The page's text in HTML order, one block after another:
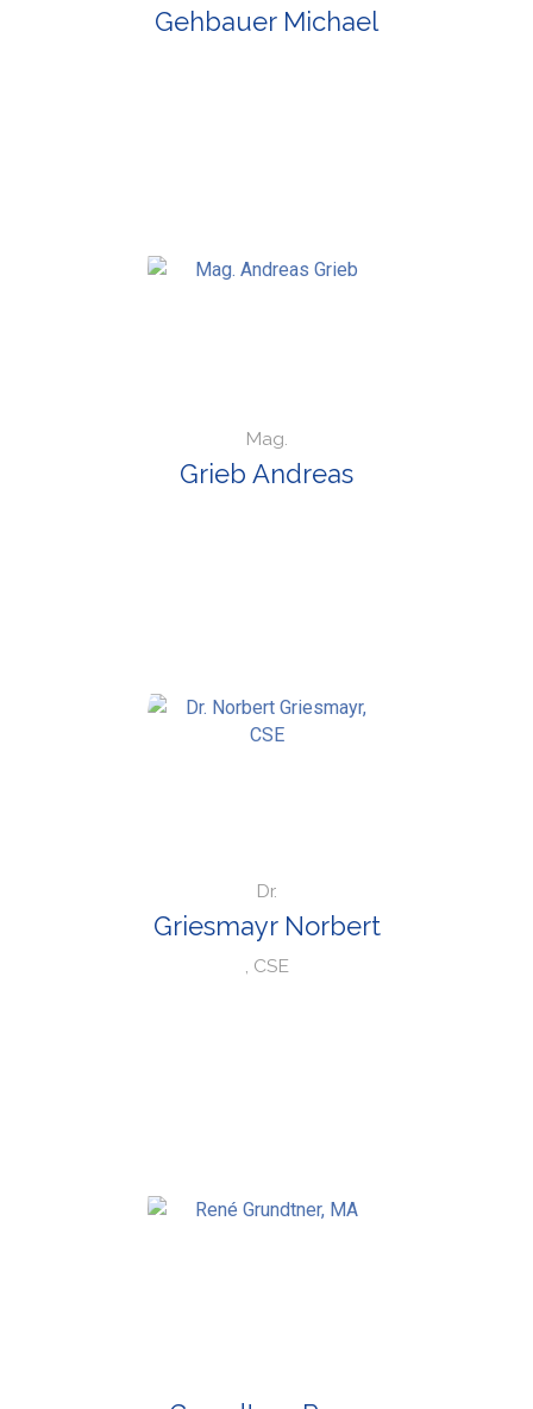
Gehbauer Michael
Mag.
Grieb Andreas
Dr.
Griesmayr Norbert
, CSE